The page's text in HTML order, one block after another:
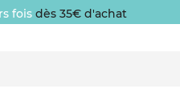
fois dès 35€ d'achat